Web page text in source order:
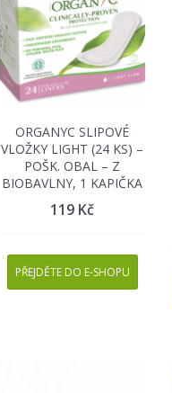
ORGANYC SLIPOVÉ
VLOŽKY LIGHT (24 KS) –
POŠK. OBAL – Z
BIOBAVLNY, 1 KAPIČKA
119 Kč
PŘEJDĚTE DO E-SHOPU